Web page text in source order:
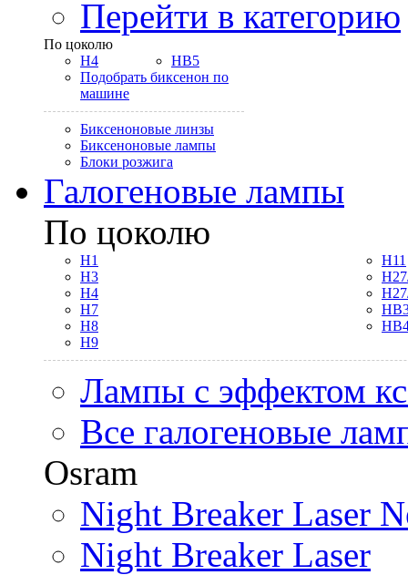
Перейти в категорию
По цоколю
H4
HB5
Подобрать биксенон по
машине
Биксеноновые линзы
Биксеноновые лампы
Блоки розжига
Галогеновые лампы
По цоколю
H1
H3
H4
H7
H8
H9
H11
Лампы с эффектом
Все галогеновые
Osram
Night Breaker Laser
Night Breaker Laser